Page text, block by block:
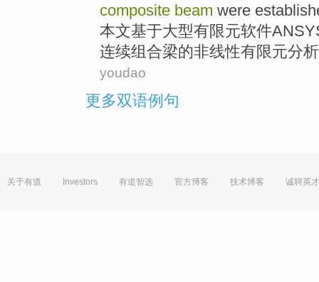
composite beam were
本文基于大型有限元软件
连续组合梁的非线性有限元分析
youdao
更多双语例句
关于有道 Investors 有道智选 官方博客 技术博客 诚聘英才